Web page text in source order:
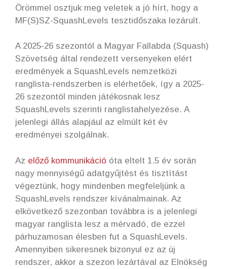
Örömmel osztjuk meg veletek a jó hírt, hogy a
MF(S)SZ-SquashLevels tesztidőszaka lezárult.
A 2025-26 szezontól a Magyar Fallabda (Squash)
Szövetség által rendezett versenyeken elért
eredmények a SquashLevels nemzetközi
ranglista-rendszerben is elérhetőek, így a 2025-
26 szezontól minden játékosnak lesz
SquashLevels szerinti ranglistahelyezése. A
jelenlegi állás alapjául az elmúlt két év
eredményei szolgálnak.
Az előző kommunikáció óta eltelt 1.5 év során
nagy mennyiségű adatgyűjtést és tisztítást
végeztünk, hogy mindenben megfeleljünk a
SquashLevels rendszer kívánalmainak. Az
elkövetkező szezonban továbbra is a jelenlegi
magyar ranglista lesz a mérvadó, de ezzel
párhuzamosan élesben fut a SquashLevels.
Amennyiben sikeresnek bizonyul ez az új
rendszer, akkor a szezon lezártával az Elnökség